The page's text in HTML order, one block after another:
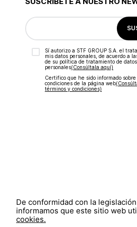
Sí autorizo a STF GROUP S.A. el
mis datos personales, de acuerdo a
de su política de tratamiento de datos
personales‎(Consúltala aquí)
Certifico que he sido informado
condiciones de la página web‎
términos y condiciones)
De conformidad con la
informamos que este sitio web
cookies.